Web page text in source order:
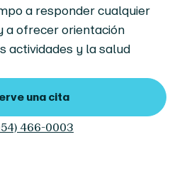
a responder cualquier
a ofrecer orientación
actividades y la salud
una cita
466-0003